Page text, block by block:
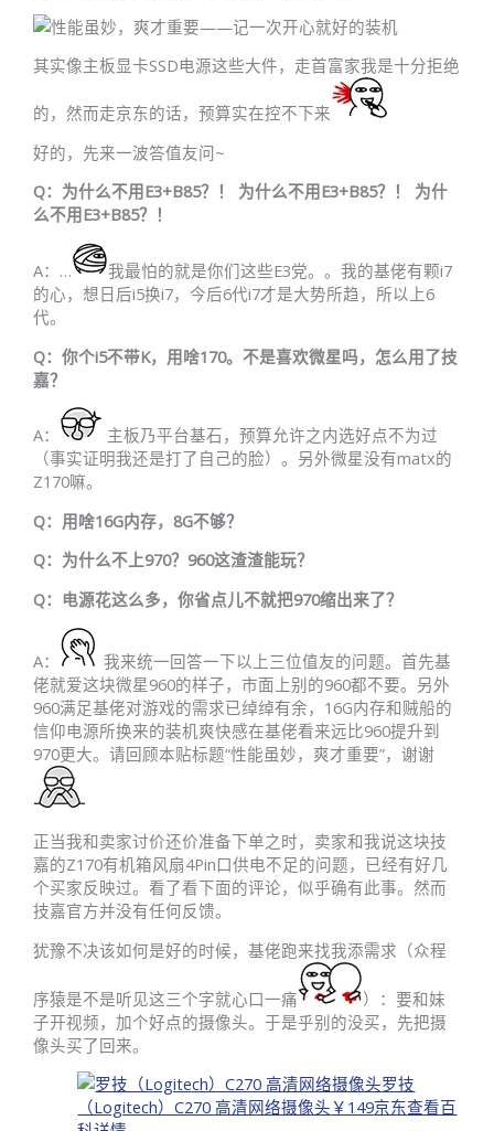
其实像主板显卡SSD电源这些大件，走首富家我是十分拒绝
的，然而走京东的话，预算实在控不下来
好的，先来一波答值友问~
Q：为什么不用E3+B85？！ 为什么不用E3+B85？！ 为什
么不用E3+B85？！
A：…
我最怕的就是你们这些E3党。。我的基佬有颗i7
的心，想日后i5换i7，今后6代i7才是大势所趋，所以上6
代。
Q：你个i5不带K，用啥170。不是喜欢微星吗，怎么用了技
嘉？
A：
主板乃平台基石，预算允许之内选好点不为过
（事实证明我还是打了自己的脸）。另外微星没有matx的
Z170嘛。
Q：用啥16G内存，8G不够？
Q：为什么不上970？960这渣渣能玩？
Q：电源花这么多，你省点儿不就把970缩出来了？
A：
我来统一回答一下以上三位值友的问题。首先基
佬就爱这块微星960的样子，市面上别的960都不要。另外
960满足基佬对游戏的需求已绰绰有余，16G内存和贼船的
信仰电源所换来的装机爽快感在基佬看来远比960提升到
970更大。请回顾本贴标题“性能虽妙，爽才重要”，谢谢
正当我和卖家讨价还价准备下单之时，卖家和我说这块技
嘉的Z170有机箱风扇4Pin口供电不足的问题，已经有好几
个买家反映过。看了看下面的评论，似乎确有此事。然而
技嘉官方并没有任何反馈。
犹豫不决该如何是好的时候，基佬跑来找我添需求（众程
序猿是不是听见这三个字就心口一痛
）：要和妹
子开视频，加个好点的摄像头。于是乎别的没买，先把摄
像头买了回来。
罗技
（Logitech）C270 高清网络摄像头 ￥149京东查看百